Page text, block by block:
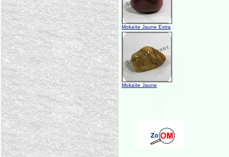
Mokaïte Jaune Extra
Mokaïte Jaune